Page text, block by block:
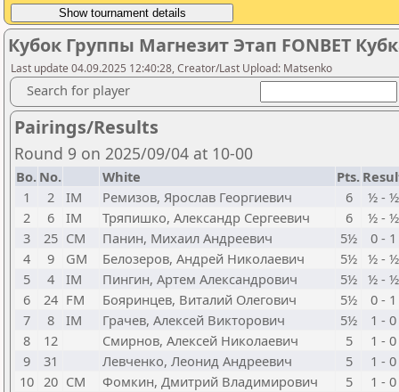
Кубок Группы Магнезит Этап FONBET
Last update 04.09.2025 12:40:28, Creator/Last Upload: Matsenko
Search for player
Pairings/Results
Round 9 on 2025/09/04 at 10-00
Bo. No. White Pts.
1
2 IM Ремизов, Ярослав Георгиевич 6
½ - ½
2
6 IM Тряпишко, Александр Сергеевич 6
½ - ½
3
25 CM Панин, Михаил Андреевич 5½
0 - 1
4
9 GM Белозеров, Андрей Николаевич 5½ ½ - ½
5
4 IM Пингин, Артем Александрович 5½ ½ - ½
6
24 FM Бояринцев, Виталий Олегович 5½
0 - 1
7
8 IM Грачев, Алексей Викторович 5½
1 - 0
8
12 Смирнов, Алексей Николаевич 5
1 - 0
9
31 Левченко, Леонид Андреевич 5
1 - 0
10 20 CM Фомкин, Дмитрий Владимирович 5
1 - 0